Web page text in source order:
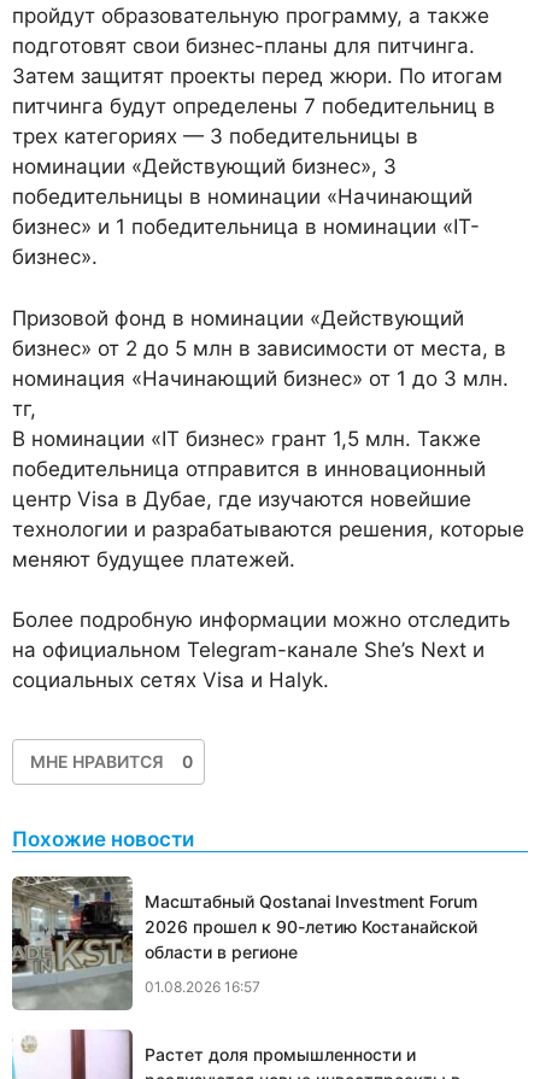
пройдут образовательную программу, а также
подготовят свои бизнес-планы для питчинга.
Затем защитят проекты перед жюри. По итогам
питчинга будут определены 7 победительниц в
трех категориях — 3 победительницы в
номинации «Действующий бизнес», 3
победительницы в номинации «Начинающий
бизнес» и 1 победительница в номинации «IT-
бизнес».
Призовой фонд в номинации «Действующий
бизнес» от 2 до 5 млн в зависимости от места, в
номинация «Начинающий бизнес» от 1 до 3 млн.
тг,
В номинации «IT бизнес» грант 1,5 млн. Также
победительница отправится в инновационный
центр Visa в Дубае, где изучаются новейшие
технологии и разрабатываются решения, которые
меняют будущее платежей.
Более подробную информации можно отследить
на официальном Telegram-канале She’s Next и
социальных сетях Visa и Halyk.
МНЕ НРАВИТСЯ 0
Похожие новости
Масштабный Qostanai Investment Forum
2026 прошел к 90-летию Костанайской
области в регионе
01.08.2026 16:57
Растет доля промышленности и